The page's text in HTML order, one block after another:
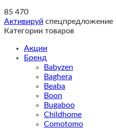
85 470
Активируй спецпредложение
Категории товаров
Акции
Бренд
Babyzen
Baghera
Beaba
Boon
Bugaboo
Childhome
Comotomo